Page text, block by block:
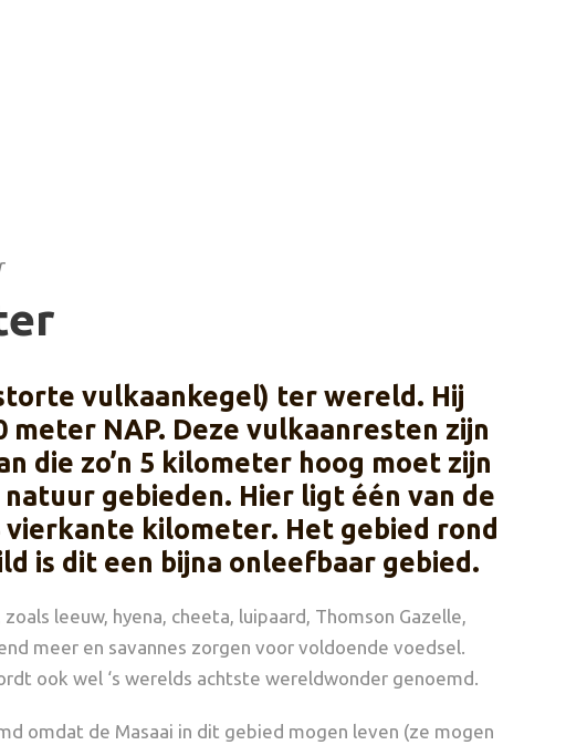
vulkaankegel) ter wereld. Hij
NAP. Deze vulkaanresten zijn
die zo’n 5 kilometer hoog moet zijn
gebie­den. Hier ligt één van de
kilometer. Het gebied rond
is dit een bijna onleefbaar gebied.
leeuw, hyena, cheeta, luipaard, Thomson Gazelle,
meer en savannes zorgen voor voldoende voedsel.
ook wel ‘s werelds achtste wereldwonder genoemd.
omdat de Masaai in dit gebied mogen leven (ze mogen